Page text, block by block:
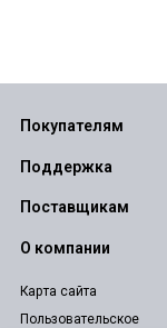
Покупателям
Поддержка
Поставщикам
О компании
Карта сайта
Пользовательское